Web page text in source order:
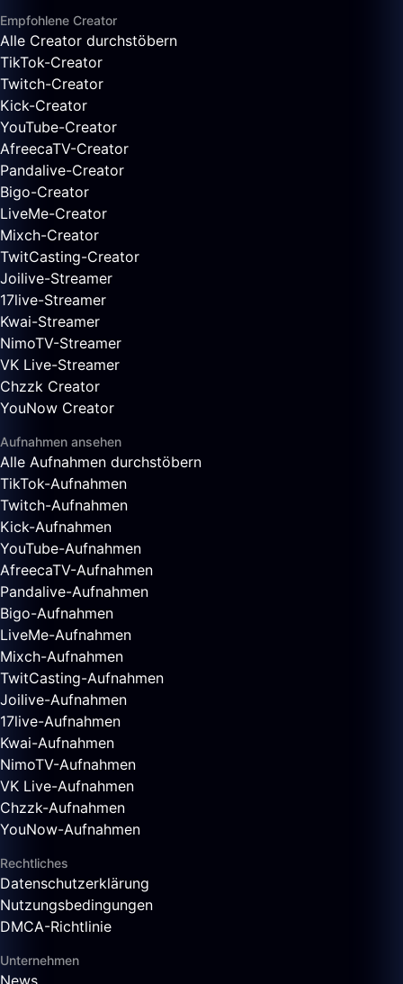
Empfohlene Creator
Alle Creator durchstöbern
TikTok-Creator
Twitch-Creator
Kick-Creator
YouTube-Creator
AfreecaTV-Creator
Pandalive-Creator
Bigo-Creator
LiveMe-Creator
Mixch-Creator
TwitCasting-Creator
Joilive-Streamer
17live-Streamer
Kwai-Streamer
NimoTV-Streamer
VK Live-Streamer
Chzzk Creator
YouNow Creator
Aufnahmen ansehen
Alle Aufnahmen durchstöbern
TikTok-Aufnahmen
Twitch-Aufnahmen
Kick-Aufnahmen
YouTube-Aufnahmen
AfreecaTV-Aufnahmen
Pandalive-Aufnahmen
Bigo-Aufnahmen
LiveMe-Aufnahmen
Mixch-Aufnahmen
TwitCasting-Aufnahmen
Joilive-Aufnahmen
17live-Aufnahmen
Kwai-Aufnahmen
NimoTV-Aufnahmen
VK Live-Aufnahmen
Chzzk-Aufnahmen
YouNow-Aufnahmen
Rechtliches
Datenschutzerklärung
Nutzungsbedingungen
DMCA-Richtlinie
Unternehmen